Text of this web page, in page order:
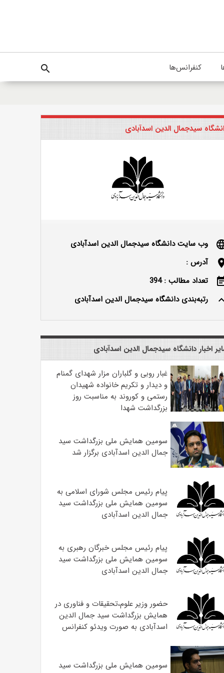
کنفرانس‌ها search
سیدجمال الدین اسدآبادی
وب سایت دانشگاه سیدجمال الدین اسدآبادی
آدرس :
تعداد مطالب : 394
keyboard_arrow_up
رتبه‌بندی دانشگاه سیدجمال الدین اسدآبادی
اخبار دانشگاه سیدجمال الدین اسدآبادی
غبار روبی و گلباران مزار شهدای گمنام
و دیدار و تکریم خانواده شهیدان
رستمی و کوروند به مناسبت روز
بزرگداشت شهدا
سومین همایش ملی بزرگداشت سید
جمال الدین اسدآبادی برگزار شد
پیام رئیس مجلس شورای اسلامی به
سومین همایش ملی بزرگداشت سید
جمال الدین اسدآبادی
پیام رئیس مجلس خبرگان رهبری به
سومین همایش ملی بزرگداشت سید
جمال الدین اسدآبادی
حضور وزیر علوم،تحقیقات و فناوری در
همایش بزرگداشت سید جمال الدین
اسدآبادی به صورت ویدئو کنفرانس
سومین همایش ملی بزرگداشت سید